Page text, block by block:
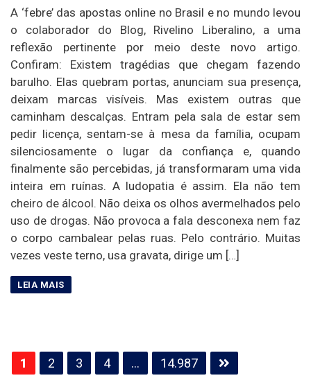
A ‘febre’ das apostas online no Brasil e no mundo levou
o colaborador do Blog, Rivelino Liberalino, a uma
reflexão pertinente por meio deste novo artigo.
Confiram: Existem tragédias que chegam fazendo
barulho. Elas quebram portas, anunciam sua presença,
deixam marcas visíveis. Mas existem outras que
caminham descalças. Entram pela sala de estar sem
pedir licença, sentam-se à mesa da família, ocupam
silenciosamente o lugar da confiança e, quando
finalmente são percebidas, já transformaram uma vida
inteira em ruínas. A ludopatia é assim. Ela não tem
cheiro de álcool. Não deixa os olhos avermelhados pelo
uso de drogas. Não provoca a fala desconexa nem faz
o corpo cambalear pelas ruas. Pelo contrário. Muitas
vezes veste terno, usa gravata, dirige um […]
Paginação
de
1 2 3 4 … 14.987